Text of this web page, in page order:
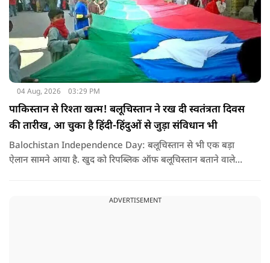
04 Aug, 2026 03:29 PM
पाकिस्तान से रिश्ता खत्म! बलूचिस्तान ने रख दी स्वतंत्रता दिवस
की तारीख, आ चुका है हिंदी-हिंदुओं से जुड़ा संविधान भी
Balochistan Independence Day: बलूचिस्तान से भी एक बड़ा
ऐलान सामने आया है. खुद को रिपब्लिक ऑफ बलूचिस्तान बताने वाले
ADVERTISEMENT